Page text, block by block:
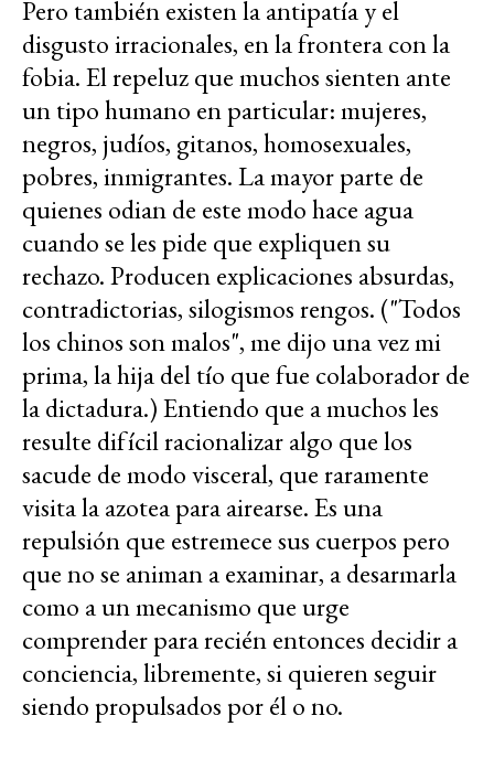
Pero también existen la antipatía y el
disgusto irracionales, en la frontera con la
fobia. El repeluz que muchos sienten ante
un tipo humano en particular: mujeres,
negros, judíos, gitanos, homosexuales,
pobres, inmigrantes. La mayor parte de
quienes odian de este modo hace agua
cuando se les pide que expliquen su
rechazo. Producen explicaciones absurdas,
contradictorias, silogismos rengos. ("Todos
los chinos son malos", me dijo una vez mi
prima, la hija del tío que fue colaborador de
la dictadura.) Entiendo que a muchos les
resulte difícil racionalizar algo que los
sacude de modo visceral, que raramente
visita la azotea para airearse. Es una
repulsión que estremece sus cuerpos pero
que no se animan a examinar, a desarmarla
como a un mecanismo que urge
comprender para recién entonces decidir a
conciencia, libremente, si quieren seguir
siendo propulsados por él o no.